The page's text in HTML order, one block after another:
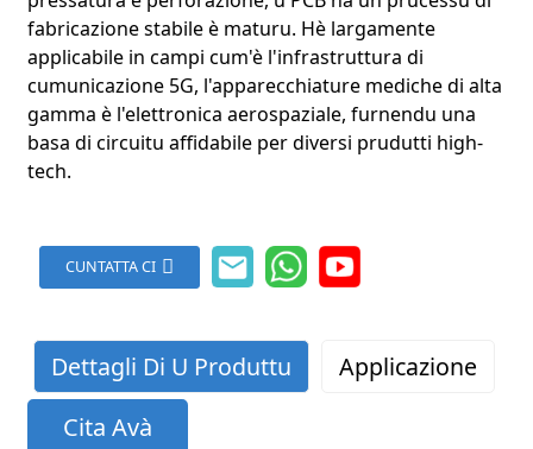
fabricazione stabile è maturu. Hè largamente
applicabile in campi cum'è l'infrastruttura di
cumunicazione 5G, l'apparecchiature mediche di alta
gamma è l'elettronica aerospaziale, furnendu una
basa di circuitu affidabile per diversi prudutti high-
tech.
CUNTATTA CI
Dettagli Di U Produttu
Applicazione
Cita Avà